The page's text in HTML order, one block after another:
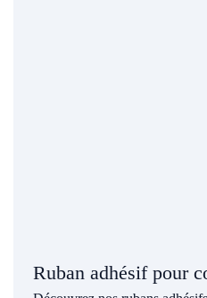
Ruban adhésif pour